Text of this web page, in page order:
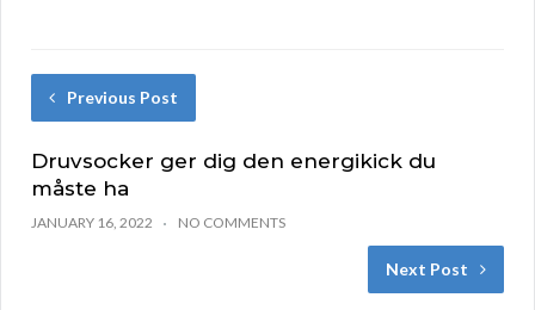
Previous Post
Druvsocker ger dig den energikick du
måste ha
JANUARY 16, 2022 NO COMMENTS
Next Post